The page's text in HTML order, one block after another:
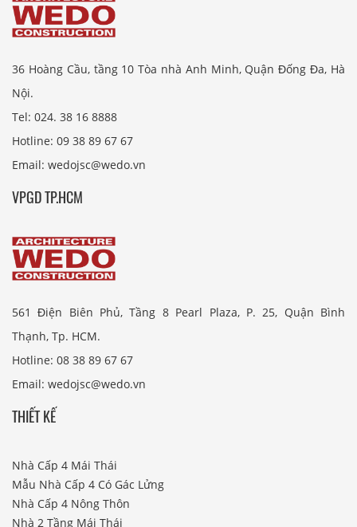
36 Hoàng Cầu, tầng 10 Tòa nhà Anh Minh, Quận Đống Đa, Hà
Nội.
Tel: 024. 38 16 8888
Hotline: 09 38 89 67 67
Email: wedojsc@wedo.vn
VPGD TP.HCM
561 Điện Biên Phủ, Tầng 8 Pearl Plaza, P. 25, Quận Bình
Thạnh, Tp. HCM.
Hotline: 08 38 89 67 67
Email: wedojsc@wedo.vn
THIẾT KẾ
Nhà Cấp 4 Mái Thái
Mẫu Nhà Cấp 4 Có Gác Lửng
Nhà Cấp 4 Nông Thôn
Nhà 2 Tầng Mái Thái